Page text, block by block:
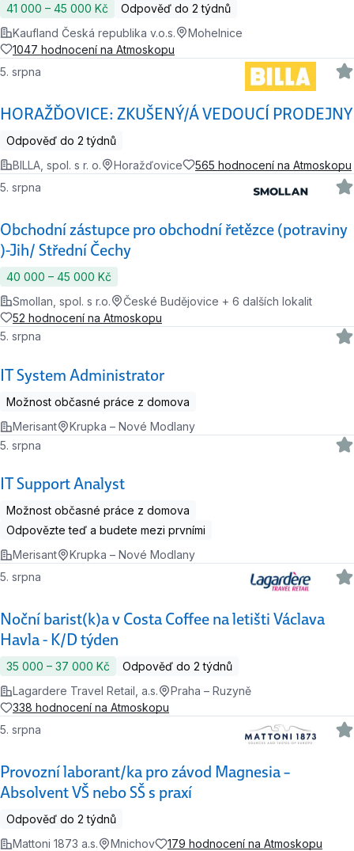
41 000 ‍–‍ 45 000 Kč
Odpověď do 2 týdnů
Kaufland Česká republika v.o.s.
Mohelnice
1047 hodnocení na Atmoskopu
HORAŽĎOVICE: ZKUŠENÝ/Á VEDOUCÍ PRODEJNY
5. srpna
Odpověď do 2 týdnů
BILLA, spol. s r. o.
Horažďovice 565 hodnocení na Atmoskopu
Obchodní zástupce pro obchodní řetězce (potraviny
)-Jih/ Střední Čechy
5. srpna
40 000 ‍–‍ 45 000 Kč
Smollan, spol. s r.o.
České Budějovice + 6 dalších lokalit
52 hodnocení na Atmoskopu
IT System Administrator
5. srpna
Možnost občasné práce z domova
Merisant
Krupka – Nové Modlany
IT Support Analyst
5. srpna
Možnost občasné práce z domova
Odpovězte teď a budete mezi prvními
Merisant
Krupka – Nové Modlany
Noční barist(k)a v Costa Coffee na letišti Václava
Havla - K/D týden
5. srpna
35 000 ‍–‍ 37 000 Kč
Odpověď do 2 týdnů
Lagardere Travel Retail, a.s.
Praha – Ruzyně
338 hodnocení na Atmoskopu
Provozní laborant/ka pro závod Magnesia –
Absolvent VŠ nebo SŠ s praxí
5. srpna
Odpověď do 2 týdnů
Mattoni 1873 a.s.
Mnichov 179 hodnocení na Atmoskopu